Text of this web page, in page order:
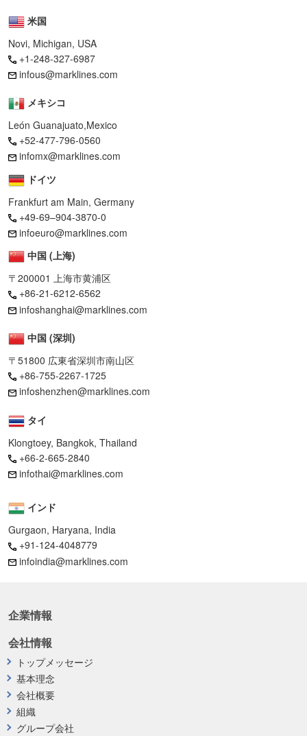
米国
Novi, Michigan, USA
+1-248-327-6987
infous@marklines.com
メキシコ
León Guanajuato,Mexico
+52-477-796-0560
infomx@marklines.com
ドイツ
Frankfurt am Main, Germany
+49-69–904-3870-0
infoeuro@marklines.com
中国 (上海)
〒200001 上海市黄浦区
+86-21-6212-6562
infoshanghai@marklines.com
中国 (深圳)
〒51800 広東省深圳市南山区
+86-755-2267-1725
infoshenzhen@marklines.com
タイ
Klongtoey, Bangkok, Thailand
+66-2-665-2840
infothai@marklines.com
インド
Gurgaon, Haryana, India
+91-124-4048779
infoindia@marklines.com
企業情報
会社情報
トップメッセージ
基本理念
会社概要
組織
グループ会社